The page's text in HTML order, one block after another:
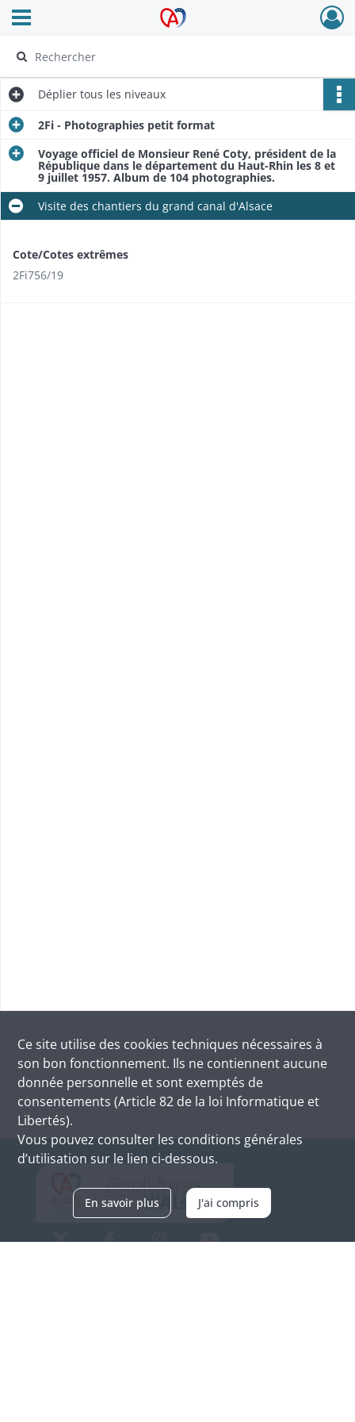
Archives Alsace - Colmar
Ouvrir le menu déroulant
Déplier tous les niveaux
2Fi - Photographies petit format
Voyage officiel de Monsieur René Coty, président de la
République dans le département du Haut-Rhin les 8 et
9 juillet 1957. Album de 104 photographies.
Visite des chantiers du grand canal d'Alsace
Cote/Cotes extrêmes
2Fi756/19
Ce site utilise des cookies techniques nécessaires à
son bon fonctionnement. Ils ne contiennent aucune
donnée personnelle et sont exemptés de
consentements (Article 82 de la loi Informatique et
Libertés).
Vous pouvez consulter les conditions générales
d’utilisation sur le lien ci-dessous.
En savoir plus J'ai compris